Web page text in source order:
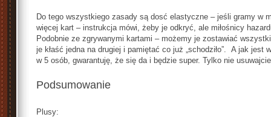
Do tego wszystkiego zasady są dosć elastyczne – jeśli gramy w
więcej kart – instrukcja mówi, żeby je odkryć, ale miłośnicy
Podobnie ze zgrywanymi kartami – możemy je zostawiać
je kłaść jedna na drugiej i pamiętać co już „schodziło”. A jak
w 5 osób, gwarantuję, że się da i będzie super. Tylko nie
Podsumowanie
Plusy: